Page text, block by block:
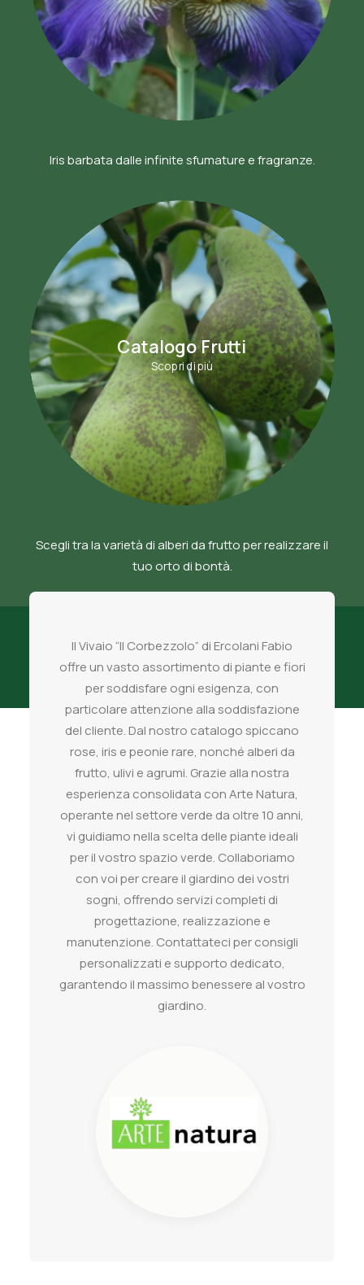
Iris barbata dalle infinite sfumature e fragranze.
Catalogo Frutti
Scopri di più
Scegli tra la varietà di alberi da frutto per realizzare il
tuo orto di bontà.
Il Vivaio “Il Corbezzolo” di Ercolani Fabio
offre un vasto assortimento di piante e fiori
per soddisfare ogni esigenza, con
particolare attenzione alla soddisfazione
del cliente. Dal nostro catalogo spiccano
rose, iris e peonie rare, nonché alberi da
frutto, ulivi e agrumi. Grazie alla nostra
esperienza consolidata con Arte Natura,
operante nel settore verde da oltre 10 anni,
vi guidiamo nella scelta delle piante ideali
per il vostro spazio verde. Collaboriamo
con voi per creare il giardino dei vostri
sogni, offrendo servizi completi di
progettazione, realizzazione e
manutenzione. Contattateci per consigli
personalizzati e supporto dedicato,
garantendo il massimo benessere al vostro
giardino.